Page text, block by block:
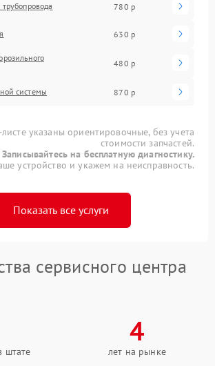
780 р
630 р
480 р
системы 870 р
указаны ориентировочные, без учета
стоимости запчастей.
Записывайтесь на бесплатную диагностику.
устройство и укажем на неисправность.
Показать все услуги
сервисного центра
штате
4
лет на рынке